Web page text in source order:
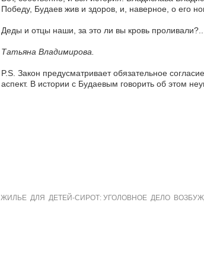
Победу, Будаев жив и здоров, и, наверное, о его
Деды и отцы наши, за это ли вы кровь проливали?..
Татьяна Владимирова.
P.S. Закон предусматривает обязательное
аспект. В истории с Будаевым говорить об этом
ЖИЛЬЕ ДЛЯ ДЕТЕЙ-СИРОТ: УГОЛОВНОЕ ДЕЛО